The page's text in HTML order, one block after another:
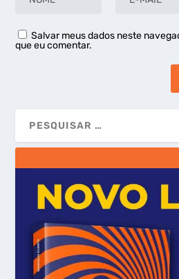
Salvar meus dados neste
que eu comentar.